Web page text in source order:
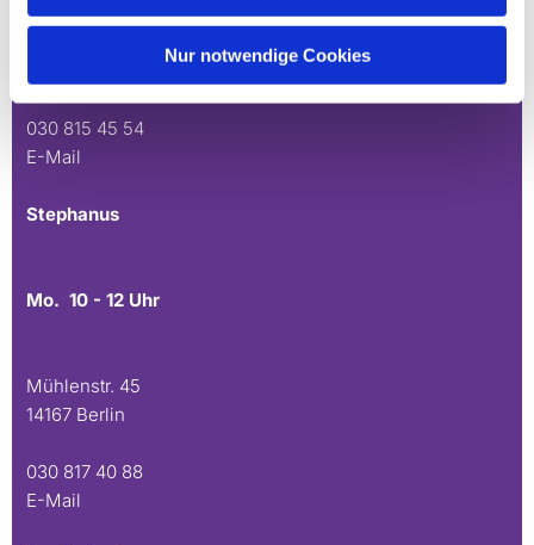
Nur notwendige Cookies
Andréezeile 21-23
030 815 45 54
E-Mail
Stephanus
Mo. 10 - 12 Uhr
Mühlenstr. 45
14167 Berlin
030 817 40 88
E-Mail